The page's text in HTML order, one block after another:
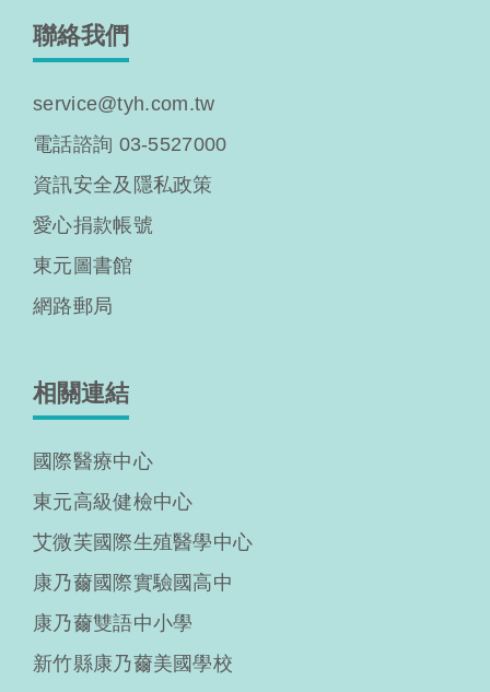
聯絡我們
service@tyh.com.tw
電話諮詢 03-5527000
資訊安全及隱私政策
愛心捐款帳號
東元圖書館
網路郵局
相關連結
國際醫療中心
東元高級健檢中心
艾微芙國際生殖醫學中心
康乃薾國際實驗國高中
康乃薾雙語中小學
新竹縣康乃薾美國學校